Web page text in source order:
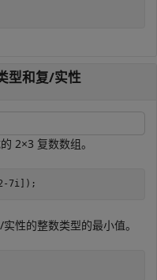
型和复/实性
2×3 复数数组。
7i]);
性的整数类型的最小值。